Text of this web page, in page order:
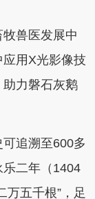
兽医发展中
用X光影像技
力磐石灰鹅
追溯至600多
二年（1404
万五千根”，足